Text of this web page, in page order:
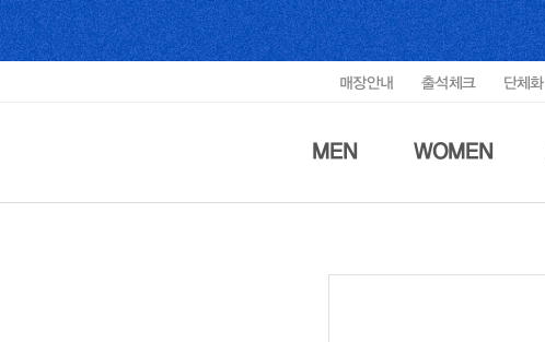
매장안내 출석체크 단체화
MEN WOMEN